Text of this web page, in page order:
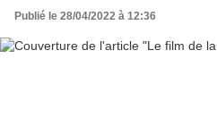
Publié le 28/04/2022 à 12:36